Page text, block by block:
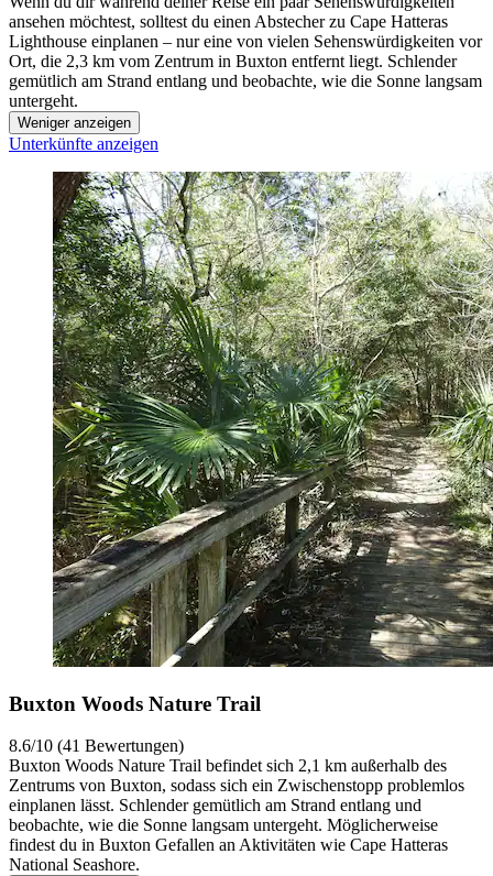
ansehen möchtest, solltest du einen Abstecher zu Cape Hatteras
Lighthouse einplanen – nur eine von vielen Sehenswürdigkeiten vor
Ort, die 2,3 km vom Zentrum in Buxton entfernt liegt. Schlender
gemütlich am Strand entlang und beobachte, wie die Sonne langsam
untergeht.
Weniger anzeigen
Unterkünfte anzeigen
Buxton Woods Nature Trail
8.6/10 (41 Bewertungen)
Buxton Woods Nature Trail befindet sich 2,1 km außerhalb des
Zentrums von Buxton, sodass sich ein Zwischenstopp problemlos
einplanen lässt. Schlender gemütlich am Strand entlang und
beobachte, wie die Sonne langsam untergeht. Möglicherweise
findest du in Buxton Gefallen an Aktivitäten wie Cape Hatteras
National Seashore.